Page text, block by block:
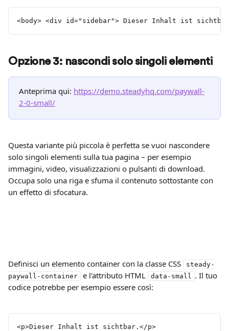
<body> <div id="sidebar"> Dieser Inhalt ist
Opzione 3: nascondi solo singoli elementi
Anteprima qui: https://demo.steadyhq.com/paywall-
2-0-small/
Questa variante più piccola è perfetta se vuoi nascondere
solo singoli elementi sulla tua pagina – per esempio
immagini, video, visualizzazioni o pulsanti di download.
Occupa solo una riga e sfuma il contenuto sottostante con
un effetto di sfocatura.
Definisci un elemento container con la classe CSS
steady-
paywall-container
e l'attributo HTML data-small . Il tuo
codice potrebbe per esempio essere così:
<p>Dieser Inhalt ist sichtbar.</p>